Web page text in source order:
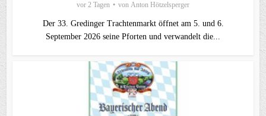
vor 2 Tagen von Anton Hötzelsperger
Der 33. Gredinger Trachtenmarkt öffnet am 5. und 6.
September 2026 seine Pforten und verwandelt die...